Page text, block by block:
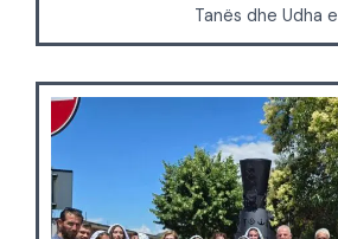
Tanës dhe Udha e